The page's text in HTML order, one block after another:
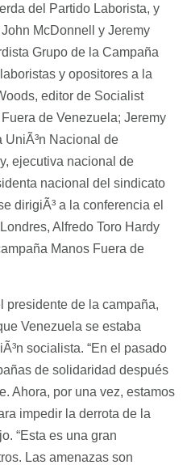
del Partido Laborista, y
McDonnell y Jeremy
Grupo de la Campaña
y opositores a la
editor de Socialist
de Venezuela; Jeremy
UniÃ³n Nacional de
ejecutiva nacional de
nacional del sindicato
dirigiÃ³ a la conferencia el
Alfredo Toro Hardy
Manos Fuera de
presidente de la campaña,
Venezuela se estaba
socialista. “En el pasado
de solidaridad después
Ahora, por una vez, estamos
impedir la derrota de la
“Esta es una gran
Las amenazas son